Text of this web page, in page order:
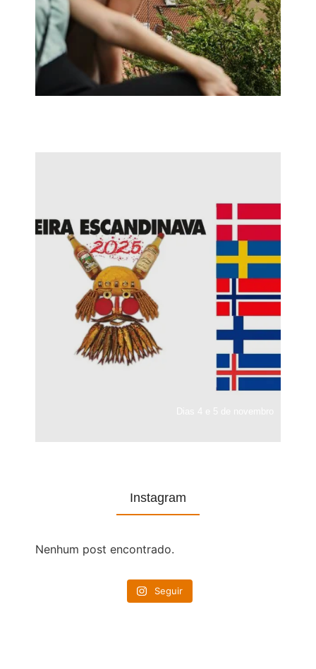
Instagram
Nenhum post encontrado.
Seguir